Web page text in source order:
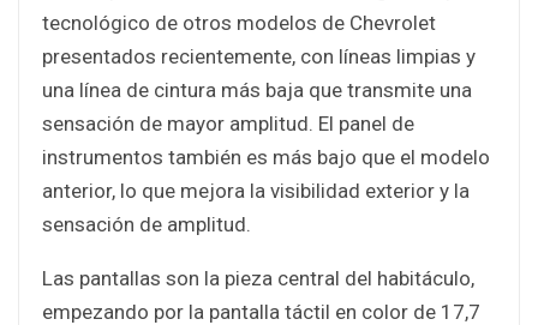
tecnológico de otros modelos de Chevrolet
presentados recientemente, con líneas limpias y
una línea de cintura más baja que transmite una
sensación de mayor amplitud. El panel de
instrumentos también es más bajo que el modelo
anterior, lo que mejora la visibilidad exterior y la
sensación de amplitud.
Las pantallas son la pieza central del habitáculo,
empezando por la pantalla táctil en color de 17,7